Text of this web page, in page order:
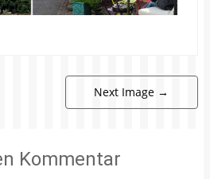
Next Image →
Kommentar